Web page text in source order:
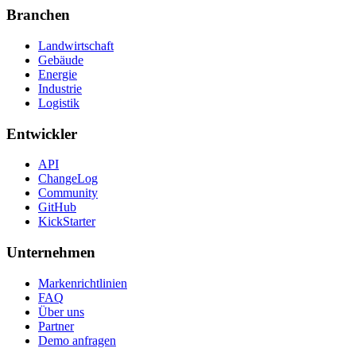
Branchen
Landwirtschaft
Gebäude
Energie
Industrie
Logistik
Entwickler
API
ChangeLog
Community
GitHub
KickStarter
Unternehmen
Markenrichtlinien
FAQ
Über uns
Partner
Demo anfragen